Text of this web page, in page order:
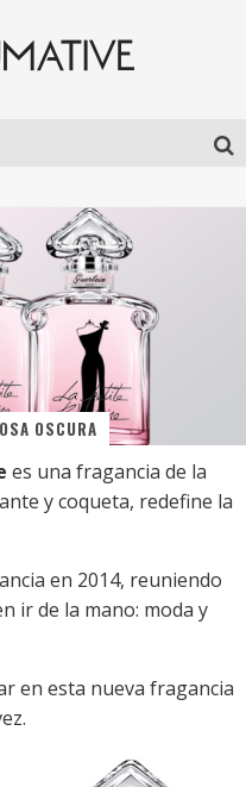
OSCURA
es una fragancia de la
y coqueta, redefine la
en 2014, reuniendo
ir de la mano: moda y
en esta nueva fragancia